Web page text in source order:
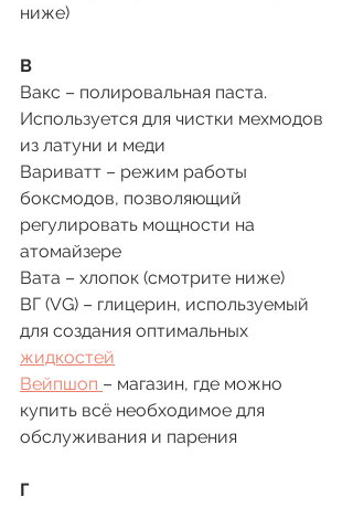
ниже)
В
Вакс – полировальная паста.
Используется для чистки мехмодов
из латуни и меди
Вариватт – режим работы
боксмодов, позволяющий
регулировать мощности на
атомайзере
Вата – хлопок (смотрите ниже)
ВГ (VG) – глицерин, используемый
для создания оптимальных
жидкостей
Вейпшоп – магазин, где можно
купить всё необходимое для
обслуживания и парения
Г